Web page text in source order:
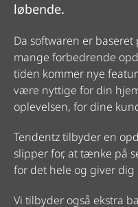
løbende.
Da softwaren er
mange forbedrende
tiden kommer nye
være nyttige for din
oplevelsen, for dine
Tendentz tilbyder en
slipper for, at tænke på
for det hele og giver dig
Vi tilbyder også ekstra